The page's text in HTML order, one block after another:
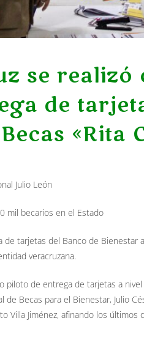
se realizó
de
«Rita
Julio León
mil becarios en el Estado
de tarjetas del Banco de
veracruzana.
piloto de entrega de tarjetas a
Becas para el Bienestar, Julio
Villa Jiménez, afinando los últimos